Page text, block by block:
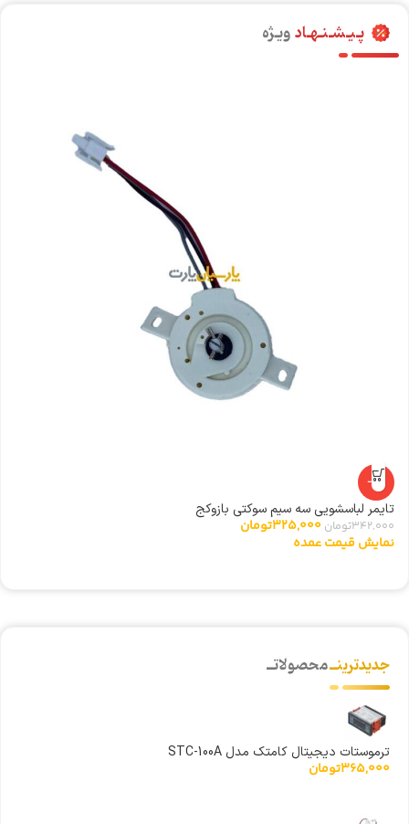
پـیـشـنـهـادویـژه
-5%
تایمر لباسشویی سه سیم سوکتی بازوکج
342,000تومان 325,000تومان
نمایش قیمت عمده
جدیدترینــمحصولاتــ
ترموستات دیجیتال کامتک مدل STC-100A
365,000تومان